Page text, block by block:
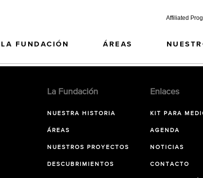
Affiliated
LA FUNDACIÓN ÁREAS
La Fundación
NUESTRA HISTORIA
ÁREAS
NUESTROS PROYECTOS
DESCUBRIMIENTOS
Enlaces
KIT PARA
AGENDA
NOTICIAS
CONTACTO